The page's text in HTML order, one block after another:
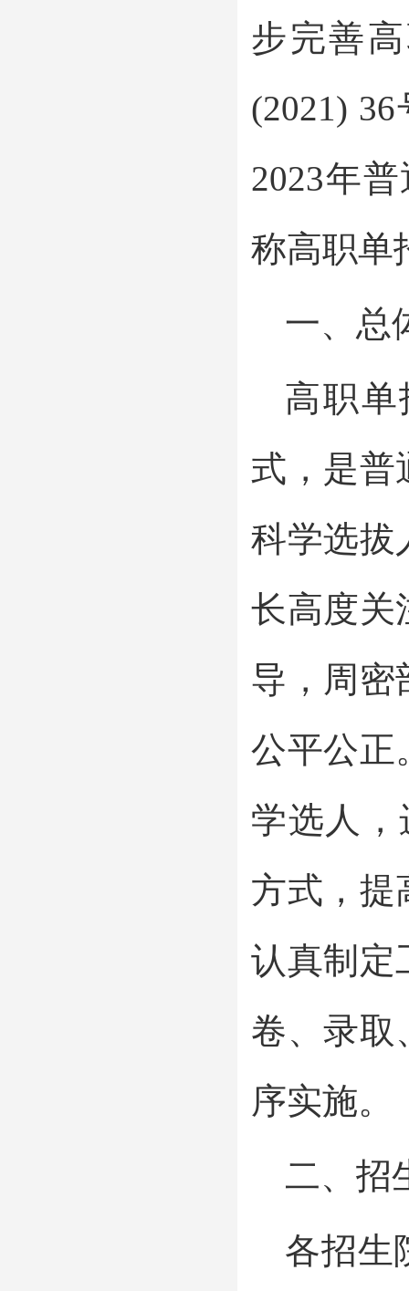
步完善
(2021)
2023年
称高职单
一、总
高职
式，是普
科学选拔
长高度关
导，周密
公平公正
学选人
方式，提
认真制定
卷、录取
序实施。
二、招
各招生